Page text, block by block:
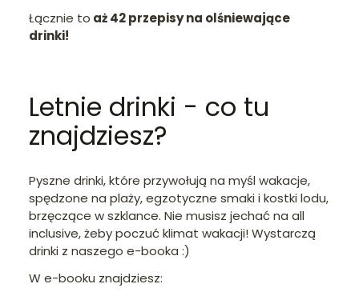
Łącznie to aż 42 przepisy na olśniewające
drinki!
Letnie drinki - co tu
znajdziesz?
Pyszne drinki, które przywołują na myśl wakacje,
spędzone na plaży, egzotyczne smaki i kostki lodu,
brzęczące w szklance. Nie musisz jechać na all
inclusive, żeby poczuć klimat wakacji! Wystarczą
drinki z naszego e-booka :)
W e-booku znajdziesz: